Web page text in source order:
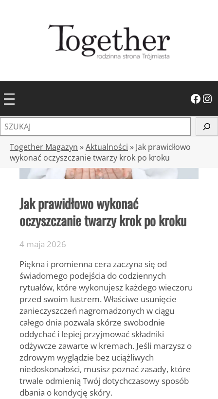
Facebook Instagram
z
Together Magazyn »Aktualności » Jak prawidłowo
wykonać oczyszczanie twarzy krok po kroku
Jak prawidłowo wykonać
oczyszczanie twarzy krok po kroku
4 maja 2026
Piękna i promienna cera zaczyna się od
świadomego podejścia do codziennych
rytuałów, które wykonujesz każdego wieczoru
przed swoim lustrem. Właściwe usunięcie
zanieczyszczeń nagromadzonych w ciągu
całego dnia pozwala skórze swobodnie
oddychać i lepiej przyjmować składniki
odżywcze zawarte w kremach. Jeśli marzysz o
zdrowym wyglądzie bez uciążliwych
niedoskonałości, musisz poznać zasady, które
trwale odmienią Twój dotychczasowy sposób
dbania o kondycję skóry.